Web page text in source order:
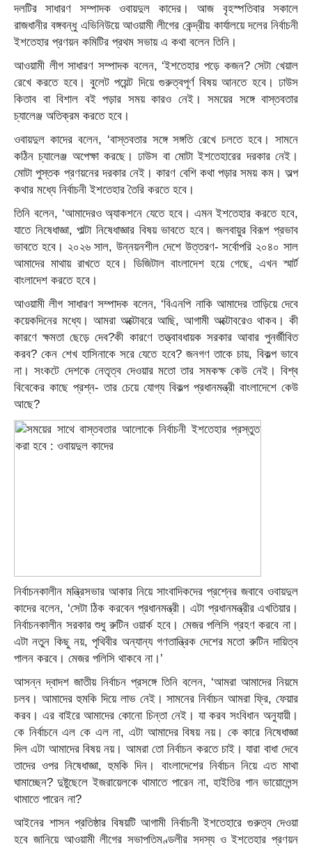
দলটির সাধারণ সম্পাদক ওবায়দুল কাদের। আজ বৃহস্পতিবার সকালে
রাজধানীর বঙ্গবন্ধু এভিনিউয়ে আওয়ামী লীগের কেন্দ্রীয় কার্যালয়ে দলের নির্বাচনী
ইশতেহার প্রণয়ন কমিটির প্রথম সভায় এ কথা বলেন তিনি।
আওয়ামী লীগ সাধারণ সম্পাদক বলেন, ‘ইশতেহার পড়ে কজন? সেটা খেয়াল
রেখে করতে হবে। বুলেট পয়েন্ট দিয়ে গুরুত্বপূর্ণ বিষয় আনতে হবে। ঢাউস
কিতাব বা বিশাল বই পড়ার সময় কারও নেই। সময়ের সঙ্গে বাস্তবতার
চ্যালেঞ্জ অতিক্রম করতে হবে।
ওবায়দুল কাদের বলেন, ‘বাস্তবতার সঙ্গে সঙ্গতি রেখে চলতে হবে। সামনে
কঠিন চ্যালেঞ্জ অপেক্ষা করছে। ঢাউস বা মোটা ইশতেহারের দরকার নেই।
মোটা পুস্তক প্রণয়নের দরকার নেই। কারণ বেশি কথা পড়ার সময় কম। অল্প
কথার মধ্যে নির্বাচনী ইশতেহার তৈরি করতে হবে।
তিনি বলেন, ‘আমাদেরও অ্যাকশনে যেতে হবে। এমন ইশতেহার করতে হবে,
যাতে নিষেধাজ্ঞা, পাল্টা নিষেধাজ্ঞার বিষয় ভাবতে হবে। জলবায়ুর বিরূপ প্রভাব
ভাবতে হবে। ২০২৬ সাল, উন্নয়নশীল দেশে উত্তরণ- সর্বোপরি ২০৪০ সাল
আমাদের মাথায় রাখতে হবে। ডিজিটাল বাংলাদেশ হয়ে গেছে, এখন স্মার্ট
বাংলাদেশ করতে হবে।
আওয়ামী লীগ সাধারণ সম্পাদক বলেন, ‘বিএনপি নাকি আমাদের তাড়িয়ে দেবে
কয়েকদিনের মধ্যে। আমরা অক্টোবরে আছি, আগামী অক্টোবরেও থাকব। কী
কারণে ক্ষমতা ছেড়ে দেব?কী কারণে তত্ত্বাবধায়ক সরকার আবার পুনর্জীবিত
করব? কেন শেখ হাসিনাকে সরে যেতে হবে? জনগণ তাকে চায়, বিকল্প ভাবে
না। সংকটে দেশকে নেতৃত্ব দেওয়ার মতো তার সমকক্ষ কেউ নেই। বিশ্ব
বিবেকের কাছে প্রশ্ন- তার চেয়ে যোগ্য বিকল্প প্রধানমন্ত্রী বাংলাদেশে কেউ
আছে?
নির্বাচনকালীন মন্ত্রিসভার আকার নিয়ে সাংবাদিকদের প্রশ্নের জবাবে ওবায়দুল
কাদের বলেন, ‘সেটা ঠিক করবেন প্রধানমন্ত্রী। এটা প্রধানমন্ত্রীর এখতিয়ার।
নির্বাচনকালীন সরকার শুধু রুটিন ওয়ার্ক হবে। মেজর পলিসি গ্রহণ করবে না।
এটা নতুন কিছু নয়, পৃথিবীর অন্যান্য গণতান্ত্রিক দেশের মতো রুটিন দায়িত্ব
পালন করবে। মেজর পলিসি থাকবে না।’
আসন্ন দ্বাদশ জাতীয় নির্বাচন প্রসঙ্গে তিনি বলেন, ‘আমরা আমাদের নিয়মে
চলব। আমাদের হুমকি দিয়ে লাভ নেই। সামনের নির্বাচন আমরা ফ্রি, ফেয়ার
করব। এর বাইরে আমাদের কোনো চিন্তা নেই। যা করব সংবিধান অনুযায়ী।
কে নির্বাচনে এল কে এল না, এটা আমাদের বিষয় নয়। কে কারে নিষেধাজ্ঞা
দিল এটা আমাদের বিষয় নয়। আমরা তো নির্বাচন করতে চাই। যারা বাধা দেবে
তাদের ওপর নিষেধাজ্ঞা, হুমকি দিন। বাংলাদেশের নির্বাচন নিয়ে এত মাথা
ঘামাচ্ছেন? দুষ্টুছেলে ইজরায়েলকে থামাতে পারেন না, হাইতির গান ভায়োলেন্স
থামাতে পারেন না?
আইনের শাসন প্রতিষ্ঠার বিষয়টি আগামী নির্বাচনী ইশতেহারে গুরুত্ব দেওয়া
হবে জানিয়ে আওয়ামী লীগের সভাপতিমণ্ডলীর সদস্য ও ইশতেহার প্রণয়ন